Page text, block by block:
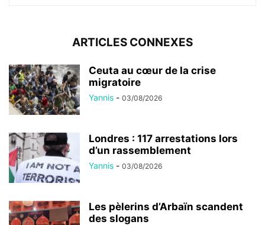
ARTICLES CONNEXES
Ceuta au cœur de la crise
migratoire
Yannis - 03/08/2026
Londres : 117 arrestations lors
d’un rassemblement
Yannis - 03/08/2026
Les pèlerins d’Arbaïn scandent
des slogans